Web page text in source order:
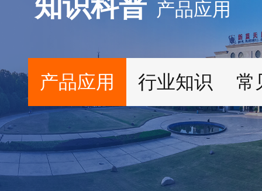
产品应用
产品应用 行业知识 常